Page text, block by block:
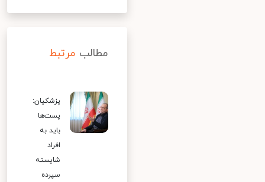
مطالب مرتبط
پزشکیان:
پست‌ها
باید به
افراد
شایسته
سپرده